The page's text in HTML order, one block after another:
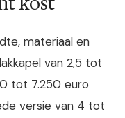
materiaal en
van 2,5 tot
tot 7.250 euro
versie van 4 tot